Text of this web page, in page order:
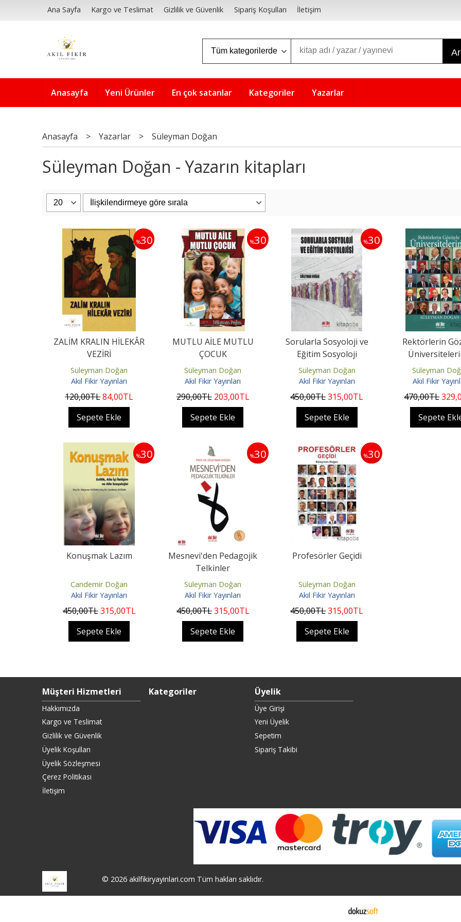
Ana Sayfa Kargo ve Teslimat Gizlilik ve Güvenlik Sipariş Koşulları İletişim
Anasayfa Yeni Ürünler En çok satanlar Kategoriler Yazarlar
Anasayfa > Yazarlar > Süleyman Doğan
Süleyman Doğan - Yazarın kitapları
%30
ZALİM KRALIN HİLEKÂR
VEZİRİ
Süleyman Doğan
Akıl Fikir Yayınları
120,00TL84,00TL
Sepete Ekle
%30
MUTLU AİLE MUTLU
ÇOCUK
Süleyman Doğan
Akıl Fikir Yayınları
290,00TL 203,00TL
Sepete Ekle
%30
Sorularla Sosyoloji ve
Eğitim Sosyoloji
Süleyman Doğan
Akıl Fikir Yayınları
450,00TL315,00TL
Sepete Ekle
Rektörlerin
Süleyman
Akıl Fikir
470,00TL329
Sepete
%30
Konuşmak Lazım
Candemir Doğan
Akıl Fikir Yayınları
450,00TL315,00TL
Sepete Ekle
%30
Mesnevi'den Pedagojik
Telkinler
Süleyman Doğan
Akıl Fikir Yayınları
450,00TL315,00TL
Sepete Ekle
%30
Profesörler Geçidi
Süleyman Doğan
Akıl Fikir Yayınları
450,00TL315,00TL
Sepete Ekle
Müşteri Hizmetleri
Hakkımızda
Kargo ve Teslimat
Gizlilik ve Güvenlik
Üyelik Koşulları
Üyelik Sözleşmesi
Çerez Politikası
İletişim
Kategoriler Üyelik
Üye Girişi
Yeni Üyelik
Sepetim
Sipariş Takibi
© 2026 akilfikiryayinlari.com Tüm hakları saklıdır.